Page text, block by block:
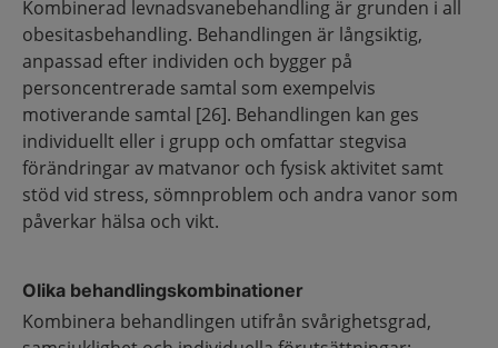
Kombinerad levnadsvanebehandling är grunden i all
obesitasbehandling. Behandlingen är långsiktig,
anpassad efter individen och bygger på
personcentrerade samtal som exempelvis
motiverande samtal [26]. Behandlingen kan ges
individuellt eller i grupp och omfattar stegvisa
förändringar av matvanor och fysisk aktivitet samt
stöd vid stress, sömnproblem och andra vanor som
påverkar hälsa och vikt.
Olika behandlingskombinationer
Kombinera behandlingen utifrån svårighetsgrad,